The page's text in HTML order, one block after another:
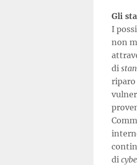
Gli
I
non
di
di